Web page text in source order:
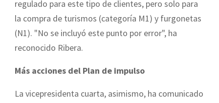
regulado para este tipo de clientes, pero solo para
la compra de turismos (categoría M1) y furgonetas
(N1). "No se incluyó este punto por error", ha
reconocido Ribera.
Más acciones del Plan de impulso
La vicepresidenta cuarta, asimismo, ha comunicado